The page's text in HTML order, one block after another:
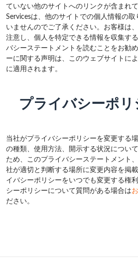
ていない他のサイトへのリンクが含まれ
Servicesは、他のサイトでの個人情報の
いませんのでご了承ください。お客様は
注意し、個人を特定できる情報を収集す
バシーステートメントを読むことをお勧
ーに関する声明は、このウェブサイトに
に適用されます。
プライバシーポリ
当社がプライバシーポリシーを変更する
の種類、使用方法、開示する状況につい
ため、このプライバシーステートメント
社が適切と判断する場所に変更内容を掲
イバシーポリシーをいつでも変更する権
シーポリシーについて質問がある場合は
ださい。